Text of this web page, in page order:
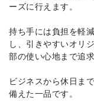
ーズに行えます。
持ち手には負担を軽
し、引きやすいオリ
部の使い心地まで追求
ビジネスから休日ま
備えた一品です。